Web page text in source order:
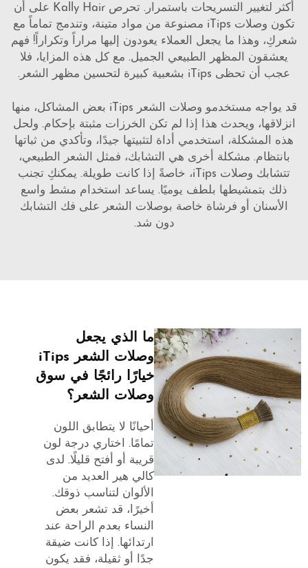
أكثر لتغيير التسريحات باستمرار. تحرص Kally Hair على أن
تكون وصلات iTips مصنوعة من مواد متينة، وتندمج تماماً مع
شعركِ، وهذا ما يجعل العملاء يعودون إليها مراراً وتكراراً! فهم
يعشقون المظهر الطبيعي الجميل. مع كل هذه المزايا، فلا
عجب أن تحظى iTips بشعبية كبيرة لتحسين مظهر الشعر.
قد يواجه مستخدمو وصلات الشعر iTips بعض المشاكل، منها
انزلاقها، ويحدث هذا إذا لم تكن الخرزات مثبتة بإحكام. ولحل
هذه المشكلة، استخدمي أداة لتثبيتها جيدًا، وتأكدي من ثباتها
بانتظام. مشكلة أخرى هي التشابك، فمثل الشعر الطبيعي،
تتشابك وصلات iTips، خاصةً إذا كانت طويلة. يمكنكِ تجنب
ذلك بتمشيطها بلطف يوميًا. يساعد استخدام مشط واسع
الأسنان أو فرشاة خاصة بوصلات الشعر على فك التشابك
دون شد.
ما الذي يجعل
وصلات الشعر iTips
خيارًا رائجًا في سوق
وصلات الشعر؟
أحيانًا لا يتطابق اللون
تمامًا. اختاري درجة لون
قريبة أو أفتح قليلًا. لدى
كالي هير العديد من
الألوان لتناسب ذوقك.
أخيرًا، قد تشعر بعض
النساء بعدم الراحة عند
ارتدائها. إذا كانت ضيقة
جدًا أو ثقيلة، فقد يكون